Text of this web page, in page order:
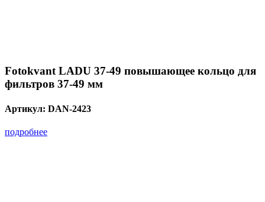
Fotokvant LADU 37-49 повышающее кольцо для
фильтров 37-49 мм
Артикул: DAN-2423
подробнее